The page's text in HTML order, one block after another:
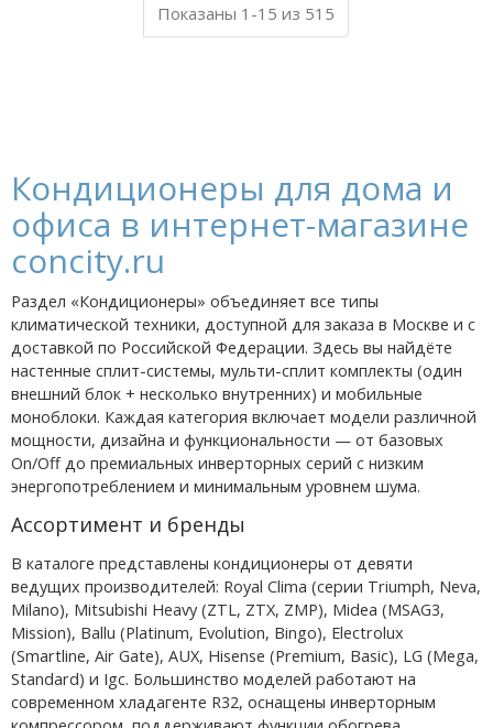
Показаны 1-15 из 515
Кондиционеры для дома и
офиса в интернет-магазине
concity.ru
Раздел «Кондиционеры» объединяет все типы
климатической техники, доступной для заказа в Москве и с
доставкой по Российской Федерации. Здесь вы найдёте
настенные сплит-системы, мульти-сплит комплекты (один
внешний блок + несколько внутренних) и мобильные
моноблоки. Каждая категория включает модели различной
мощности, дизайна и функциональности — от базовых
On/Off до премиальных инверторных серий с низким
энергопотреблением и минимальным уровнем шума.
Ассортимент и бренды
В каталоге представлены кондиционеры от девяти
ведущих производителей: Royal Clima (серии Triumph, Neva,
Milano), Mitsubishi Heavy (ZTL, ZTX, ZMP), Midea (MSAG3,
Mission), Ballu (Platinum, Evolution, Bingo), Electrolux
(Smartline, Air Gate), AUX, Hisense (Premium, Basic), LG (Mega,
Standard) и Igc. Большинство моделей работают на
современном хладагенте R32, оснащены инверторным